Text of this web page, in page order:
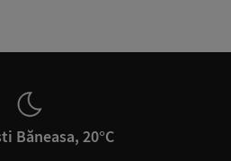
Băneasa, 20°C